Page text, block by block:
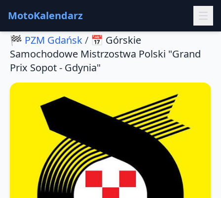
MotoKalendarz
🏁 PZM Gdańsk/ 📅 Górskie
Samochodowe Mistrzostwa Polski "Grand
Prix Sopot - Gdynia"